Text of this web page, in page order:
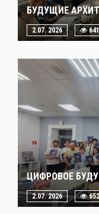
БУДУЩИЕ
2.07. 2026 641
ЦИФРОВОЕ
2.07. 2026 652